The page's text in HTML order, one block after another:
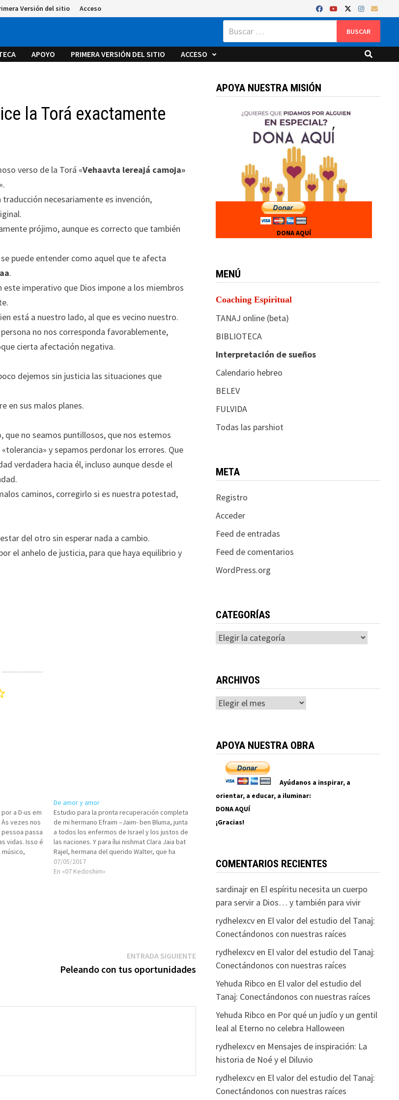
Versión del sitio Acceso
Buscar:
APOYO PRIMERA VERSIÓN DEL SITIO ACCESO
la Torá exactamente
verso de la Torá «Vehaavta lereajá camoja»
necesariamente es invención,
prójimo, aunque es correcto que también
puede entender como aquel que te afecta
.
imperativo que Dios impone a los miembros
está a nuestro lado, al que es vecino nuestro.
no nos corresponda favorablemente,
cierta afectación negativa.
dejemos sin justicia las situaciones que
en sus malos planes.
no seamos puntillosos, que nos estemos
y sepamos perdonar los errores. Que
verdadera hacia él, incluso aunque desde el
caminos, corregirlo si es nuestra potestad,
del otro sin esperar nada a cambio.
el anhelo de justicia, para que haya equilibrio y
a D-us em
vezes nos
passa
vidas. Isso é
músico,
Espero
De amor y amor
Estudio para la pronta recuperación completa
de mi hermano Efraim –Jaim- ben Bluma, junta
a todos los enfermos de Israel y los justos de
las naciones. Y para ílui nishmat Clara Jaia bat
Rajel, hermana del querido Walter, que ha
pasado hoy a su mundo, zijroná liberajá.
«Amarás a tu…
07/05/2017
En «07 Kedoshim»
ENTRADA SIGUIENTEEntrada
siguiente:
Peleando con tus oportunidades
APOYA NUESTRA MISIÓN
DONA AQUÍ
MENÚ
Coaching Espiritual
TANAJ online (beta)
BIBLIOTECA
Interpretación de sueños
Calendario hebreo
BELEV
FULVIDA
Todas las parshiot
META
Registro
Acceder
Feed de entradas
Feed de comentarios
WordPress.org
CATEGORÍAS
Categorías
ARCHIVOS
Archivos
APOYA NUESTRA OBRA
Ayúdanos a inspirar, a
orientar, a educar, a iluminar:
DONA AQUÍ
¡Gracias!
COMENTARIOS RECIENTES
sardinajren El espíritu necesita un cuerpo
para servir a Dios… y también para vivir
rydhelexcven El valor del estudio del Tanaj:
Conectándonos con nuestras raíces
rydhelexcven El valor del estudio del Tanaj:
Conectándonos con nuestras raíces
Yehuda Ribco en El valor del estudio del
Tanaj: Conectándonos con nuestras raíces
Yehuda Ribco en Por qué un judío y un gentil
leal al Eterno no celebra Halloween
rydhelexcven Mensajes de inspiración: La
historia de Noé y el Diluvio
rydhelexcven El valor del estudio del Tanaj:
Conectándonos con nuestras raíces